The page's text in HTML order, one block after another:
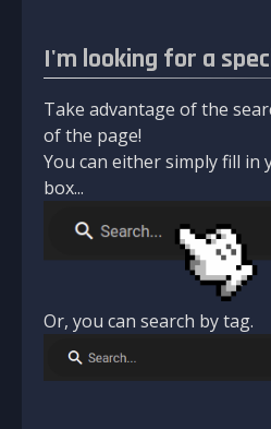
I'm looking for a
Take advantage of the
of the page!
You can either simply fill in
box...
Or, you can search by tag.